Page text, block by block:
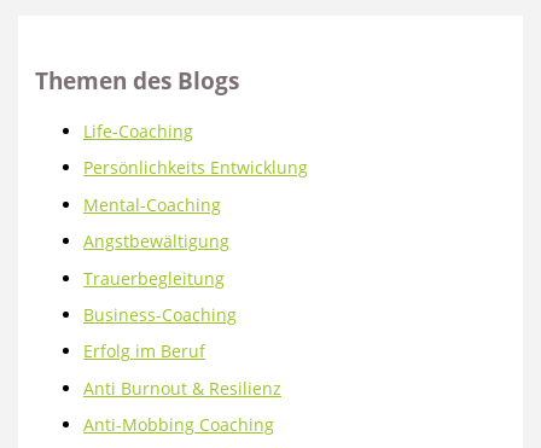
Themen des Blogs
Life-Coaching
Persönlichkeits Entwicklung
Mental-Coaching
Angstbewältigung
Trauerbegleitung
Business-Coaching
Erfolg im Beruf
Anti Burnout & Resilienz
Anti-Mobbing Coaching